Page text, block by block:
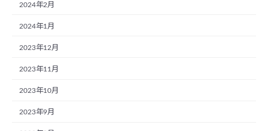
2024年2月
2024年1月
2023年12月
2023年11月
2023年10月
2023年9月